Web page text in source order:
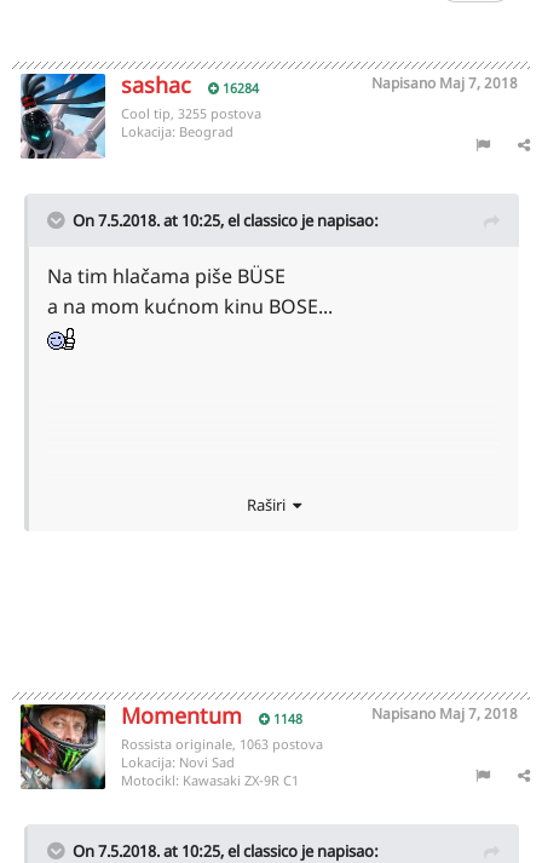
sashac 16284 Napisano Maj 7, 2018
Cool tip, 3255 postova
Lokacija: Beograd
On 7.5.2018. at 10:25,el classico je napisao:
Na tim hlačama piše BÜSE
a na mom kućnom kinu BOSE...
Raširi
Momentum 1148 Napisano Maj 7, 2018
Rossista originale, 1063 postova
Lokacija: Novi Sad
Motocikl: Kawasaki ZX-9R C1
On 7.5.2018. at 10:25,el classico je napisao: